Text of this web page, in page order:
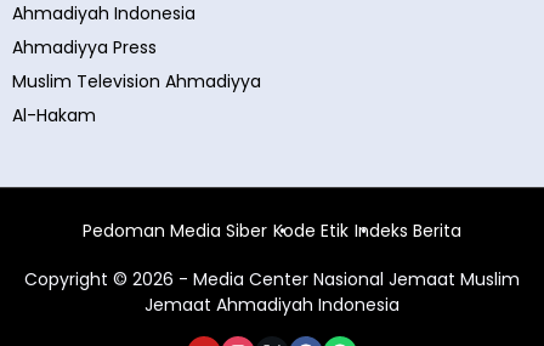
Ahmadiyah Indonesia
Ahmadiyya Press
Muslim Television Ahmadiyya
Al-Hakam
Pedoman Media Siber Kode Etik Indeks Berita
Copyright © 2026 - Media Center Nasional Jemaat Muslim
Jemaat Ahmadiyah Indonesia